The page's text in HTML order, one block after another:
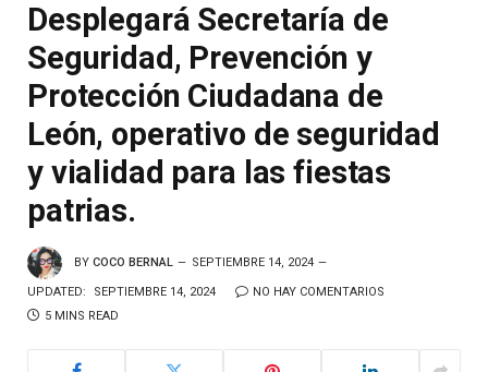
Desplegará Secretaría de
Seguridad, Prevención y
Protección Ciudadana de
León, operativo de seguridad
y vialidad para las fiestas
patrias.
BY COCO BERNAL SEPTIEMBRE 14, 2024
UPDATED: SEPTIEMBRE 14, 2024
NO HAY COMENTARIOS
5 MINS READ